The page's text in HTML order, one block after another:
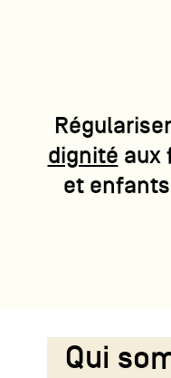
dignité aux
et
Qui